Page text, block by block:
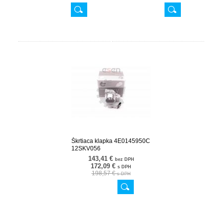
Škrtiaca klapka 4E0145950C
12SKV056
143,41 € bez DPH
172,09 € s DPH
198,57 €s DPH